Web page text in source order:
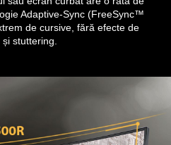
Adaptive-Sync (FreeSync™
de cursive, fără efecte de
stuttering.